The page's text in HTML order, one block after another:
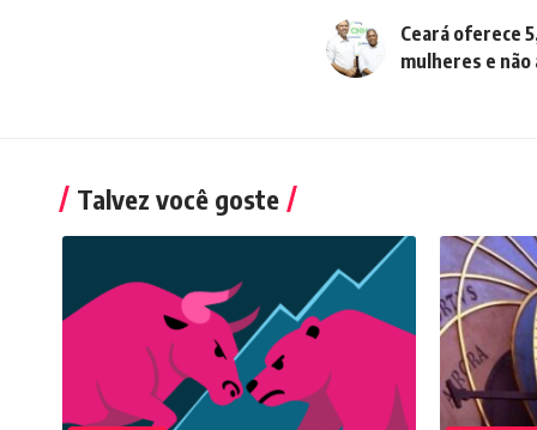
Ceará oferece
mulheres e
Talvez você goste